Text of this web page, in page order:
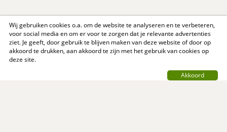
Wij gebruiken cookies o.a. om de website te analyseren en te verbeteren,
voor social media en om er voor te zorgen dat je relevante advertenties
ziet. Je geeft, door gebruik te blijven maken van deze website of door op
akkoord te drukken, aan akkoord te zijn met het gebruik van cookies op
deze site.
Akkoord